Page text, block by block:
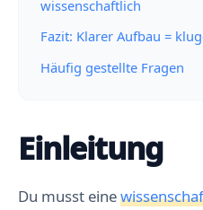
wissenschaftlich
Fazit: Klarer Aufbau =
Häufig gestellte Fragen
Einleitung
Du musst eine